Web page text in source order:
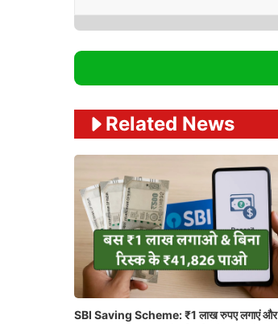
Related News
SBI Saving Scheme: ₹1 लाख रुपए लगाएं और